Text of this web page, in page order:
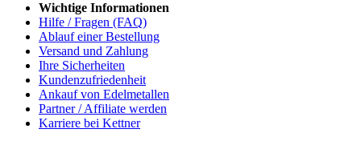
Wichtige Informationen
Hilfe / Fragen (FAQ)
Ablauf einer Bestellung
Versand und Zahlung
Ihre Sicherheiten
Kundenzufriedenheit
Ankauf von Edelmetallen
Partner / Affiliate werden
Karriere bei Kettner